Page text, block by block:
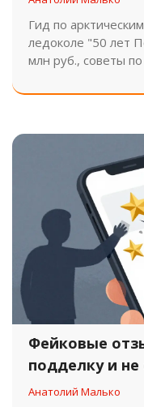
Гид по
ледоколе "50 лет
млн руб., советы
Фейковые
подделку и
Анатолий Малько